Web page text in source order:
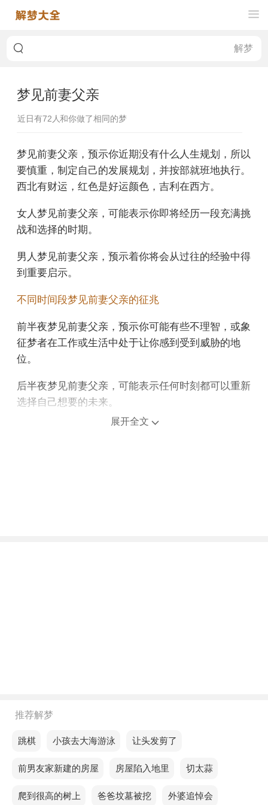
梦见前妻父亲
近日有72 人和你做了相同的梦
梦见前妻父亲，预示你近期没有什么人生规划，所以
要慎重，制定自己的发展规划，并按部就班地执行。
西北有财运，红色是好运颜色，吉利在西方。
女人梦见前妻父亲，可能表示你即将经历一段充满挑
战和选择的时期。
男人梦见前妻父亲，预示着你将会从过往的经验中得
到重要启示。
不同时间段梦见前妻父亲的征兆
前半夜梦见前妻父亲，预示你可能有些不理智，或象
征梦者在工作或生活中处于让你感到受到威胁的地
位。
后半夜梦见前妻父亲，可能表示任何时刻都可以重新
选择自己想要的未来。
上午梦见前妻父亲，意味着你将遭遇让你感到无力的
不同的人梦见前妻父亲预示着什么？
单身的人梦见前妻父亲，预示你的生活还不错，但是
决。
恋爱的人梦见前妻父亲，说明忽视细节时，问题往往
展开全文
推荐解梦
梦见跳棋梦见小孩去大海游泳梦见让头发剪了
梦见前男友家新建的房屋梦见房屋陷入地里 梦见切太蒜
梦见爬到很高的树上 梦见爸爸坟墓被挖梦见外婆追悼会